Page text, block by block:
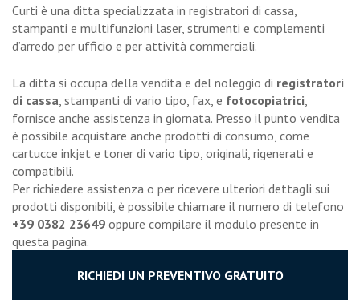
Curti è una ditta specializzata in registratori di cassa,
stampanti e multifunzioni laser, strumenti e complementi
d’arredo per ufficio e per attività commerciali.
La ditta si occupa della vendita e del noleggio di registratori
di cassa, stampanti di vario tipo, fax, e fotocopiatrici,
fornisce anche assistenza in giornata. Presso il punto vendita
è possibile acquistare anche prodotti di consumo, come
cartucce inkjet e toner di vario tipo, originali, rigenerati e
compatibili.
Per richiedere assistenza o per ricevere ulteriori dettagli sui
prodotti disponibili, è possibile chiamare il numero di telefono
+39 0382 23649 oppure compilare il modulo presente in
questa pagina.
RICHIEDI UN PREVENTIVO GRATUITO